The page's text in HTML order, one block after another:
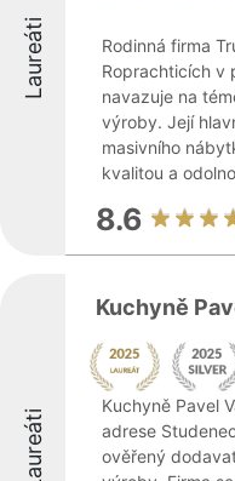
Laureáti
Rodinná firma
Roprachticích v
navazuje na
výroby. Její
masivního
kvalitou a
8.6
Laureáti
Kuchyně
Kuchyně Pavel
adrese
ověřený